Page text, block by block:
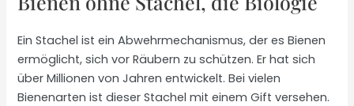
Ein Stachel ist ein Abwehrmechanismus, der es Bienen
ermöglicht, sich vor Räubern zu schützen. Er hat sich
über Millionen von Jahren entwickelt. Bei vielen
Bienenarten ist dieser Stachel mit einem Gift versehen.